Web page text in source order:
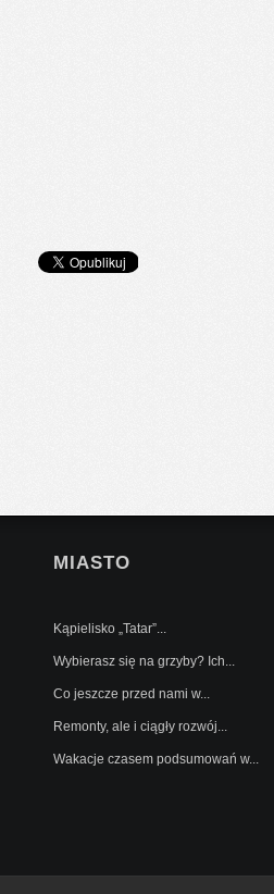
MIASTO
Kąpielisko „Tatar”...
Wybierasz się na grzyby? Ich...
Co jeszcze przed nami w...
Remonty, ale i ciągły rozwój...
Wakacje czasem podsumowań w...